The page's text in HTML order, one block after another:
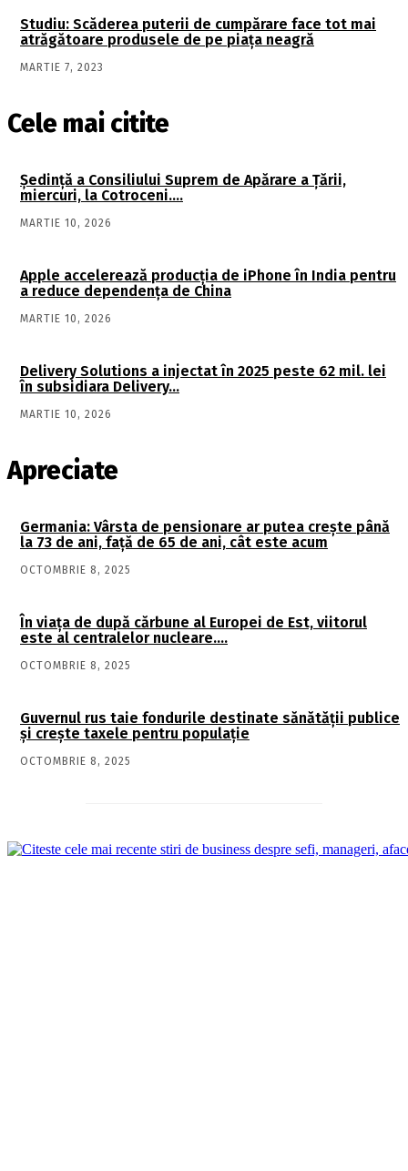
Studiu: Scăderea puterii de cumpărare face tot mai
atrăgătoare produsele de pe piața neagră
MARTIE 7, 2023
Cele mai citite
Şedinţă a Consiliului Suprem de Apărare a Ţării,
miercuri, la Cotroceni….
MARTIE 10, 2026
Apple accelerează producția de iPhone în India pentru
a reduce dependența de China
MARTIE 10, 2026
Delivery Solutions a injectat în 2025 peste 62 mil. lei
în subsidiara Delivery…
MARTIE 10, 2026
Apreciate
Germania: Vârsta de pensionare ar putea crește până
la 73 de ani, față de 65 de ani, cât este acum
OCTOMBRIE 8, 2025
În viaţa de după cărbune al Europei de Est, viitorul
este al centralelor nucleare….
OCTOMBRIE 8, 2025
Guvernul rus taie fondurile destinate sănătății publice
și crește taxele pentru populație
OCTOMBRIE 8, 2025